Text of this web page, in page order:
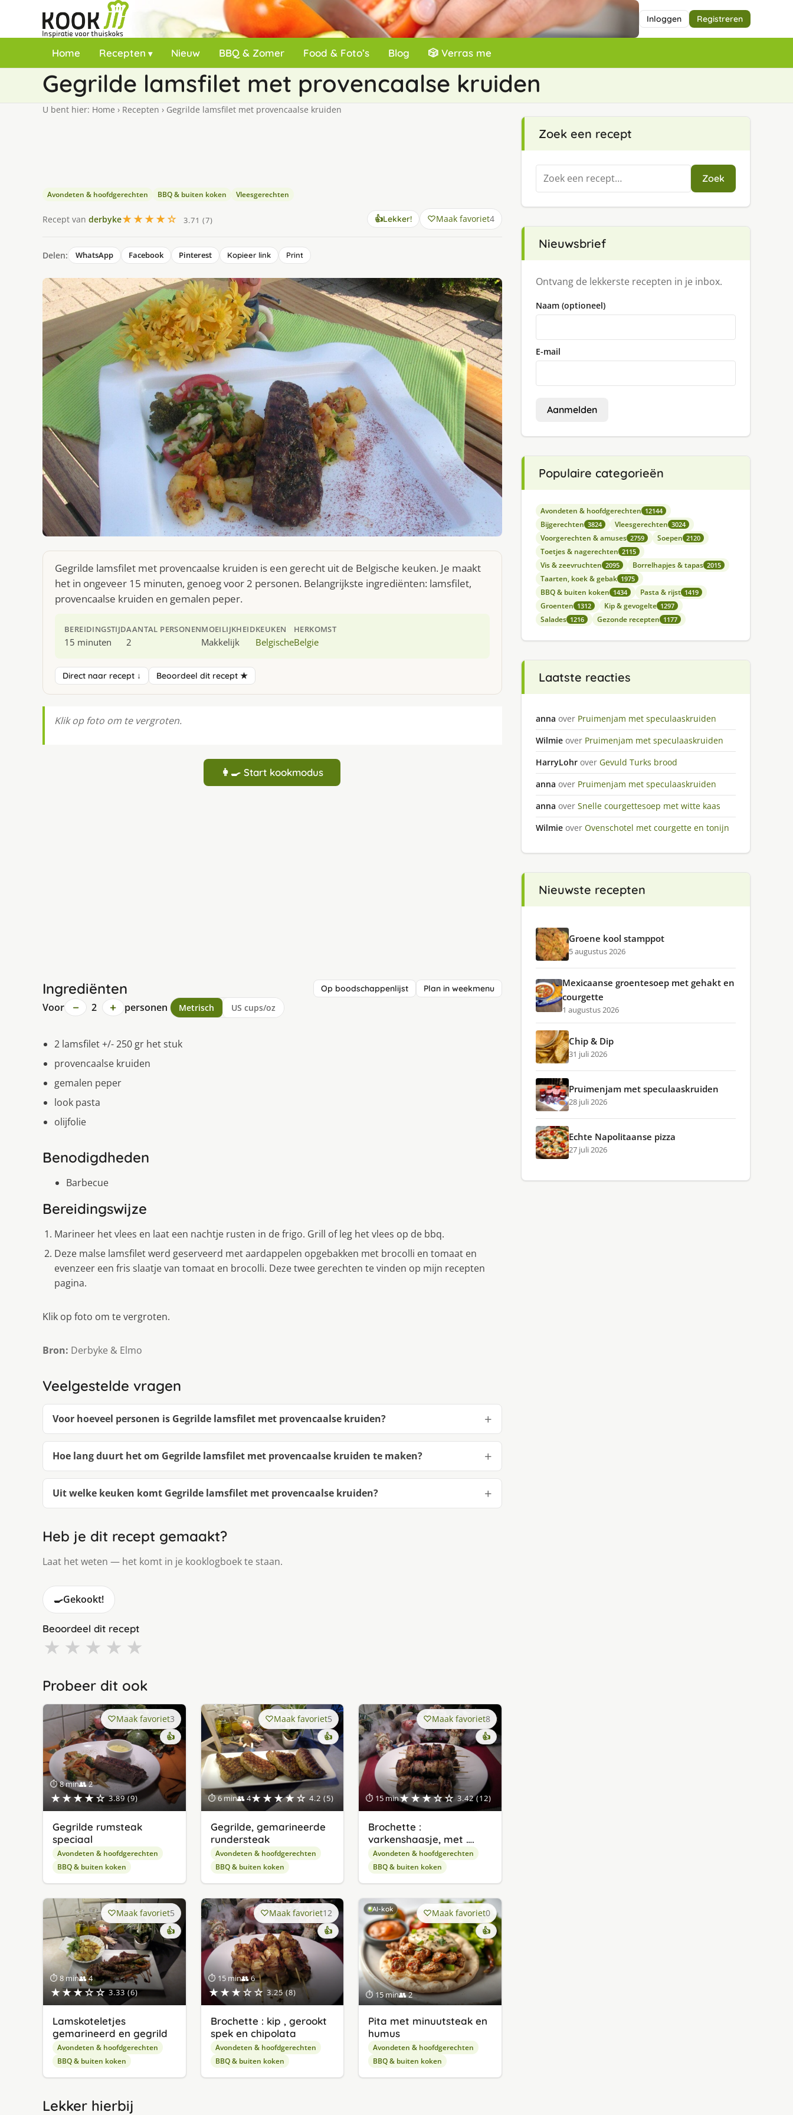
Inloggen Registreren
Home Recepten Nieuw BBQ & Zomer Food & Foto’s Blog 🎲 Verras me
Gegrilde lamsfilet met provencaalse kruiden
U bent hier: Home › Recepten › Gegrilde lamsfilet met provencaalse kruiden
Avondeten & hoofdgerechten BBQ & buiten koken Vleesgerechten
Recept van derbyke★★★★☆ 3.71 (7) 👍Lekker! Maak favoriet4
Delen: WhatsApp Facebook Pinterest Kopieer link Print
Gegrilde lamsfilet met provencaalse kruiden is een gerecht uit de Belgische keuken. Je maakt
het in ongeveer 15 minuten, genoeg voor 2 personen. Belangrijkste ingrediënten: lamsfilet,
provencaalse kruiden en gemalen peper.
BEREIDINGSTIJD
15 minuten
AANTAL PERSONEN
2
MOEILIJKHEID
Makkelijk
KEUKEN
Belgische
HERKOMST
Belgie
Direct naar recept ↓ Beoordeel dit recept ★
Klik op foto om te vergroten.
👩‍🍳 Start kookmodus
Ingrediënten Op boodschappenlijst Plan in weekmenu
Voor − 2 + personen Metrisch US cups/oz
2 lamsfilet +/- 250 gr het stuk
provencaalse kruiden
gemalen peper
look pasta
olijfolie
Benodigdheden
Barbecue
Bereidingswijze
Marineer het vlees en laat een nachtje rusten in de frigo. Grill of leg het vlees op de bbq.
Deze malse lamsfilet werd geserveerd met aardappelen opgebakken met brocolli en tomaat en
evenzeer een fris slaatje van tomaat en brocolli. Deze twee gerechten te vinden op mijn recepten
pagina.
Klik op foto om te vergroten.
Bron: Derbyke & Elmo
Veelgestelde vragen
Voor hoeveel personen is Gegrilde lamsfilet met provencaalse kruiden?
Hoe lang duurt het om Gegrilde lamsfilet met provencaalse kruiden te maken?
Uit welke keuken komt Gegrilde lamsfilet met provencaalse kruiden?
Heb je dit recept gemaakt?
Laat het weten — het komt in je kooklogboek te staan.
🍳Gekookt!
Beoordeel dit recept
★ ★ ★ ★ ★
Probeer dit ook
⏱ 8 min👥 2
★★★★☆ 3.89 (9)
Maak favoriet3
👍
Gegrilde rumsteak
speciaal
Avondeten & hoofdgerechten
BBQ & buiten koken
⏱ 6 min👥 4★★★★☆ 4.2 (5)
Maak favoriet5
👍
Gegrilde, gemarineerde
rundersteak
Avondeten & hoofdgerechten
BBQ & buiten koken
⏱ 15 min★★★☆☆ 3.42 (12)
Maak favoriet8
👍
Brochette :
varkenshaasje, met ….
Avondeten & hoofdgerechten
BBQ & buiten koken
⏱ 8 min👥 4
★★★☆☆ 3.33 (6)
Maak favoriet5
👍
Lamskoteletjes
gemarineerd en gegrild
Avondeten & hoofdgerechten
BBQ & buiten koken
⏱ 15 min👥 6
★★★☆☆ 3.25 (8)
Maak favoriet12
👍
Brochette : kip , gerookt
spek en chipolata
Avondeten & hoofdgerechten
BBQ & buiten koken
AI-kok
⏱ 15 min👥 2
Maak favoriet0
👍
Pita met minuutsteak en
humus
Avondeten & hoofdgerechten
BBQ & buiten koken
Lekker hierbij
Zoek een recept
Zoeken
naar:
Zoek
Nieuwsbrief
Ontvang de lekkerste recepten in je inbox.
Naam (optioneel)
E-mail
Aanmelden
Populaire categorieën
Avondeten & hoofdgerechten 12144
Bijgerechten 3824 Vleesgerechten 3024
Voorgerechten & amuses 2759 Soepen 2120
Toetjes & nagerechten 2115
Vis & zeevruchten 2095 Borrelhapjes & tapas 2015
Taarten, koek & gebak 1975
BBQ & buiten koken 1434 Pasta & rijst 1419
Groenten 1312 Kip & gevogelte 1297
Salades 1216 Gezonde recepten 1177
Laatste reacties
anna over Pruimenjam met speculaaskruiden
Wilmie over Pruimenjam met speculaaskruiden
HarryLohr over Gevuld Turks brood
anna over Pruimenjam met speculaaskruiden
anna over Snelle courgettesoep met witte kaas
Wilmie over Ovenschotel met courgette en tonijn
Nieuwste recepten
Groene kool stamppot
5 augustus 2026
Mexicaanse groentesoep met gehakt en
courgette
1 augustus 2026
Chip & Dip
31 juli 2026
Pruimenjam met speculaaskruiden
28 juli 2026
Echte Napolitaanse pizza
27 juli 2026